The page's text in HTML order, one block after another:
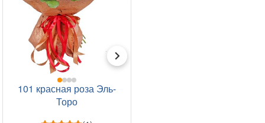
101 красная роза Эль-
Торо